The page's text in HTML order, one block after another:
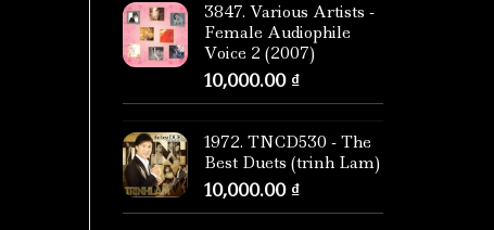
3847. Various Artists -
Female Audiophile
Voice 2 (2007)
10,000.00 ₫
1972. TNCD530 - The
Best Duets (trinh Lam)
10,000.00 ₫